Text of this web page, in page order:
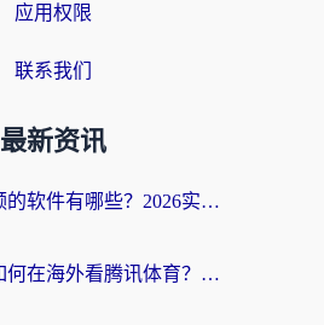
应用权限
联系我们
最新资讯
海外看腾讯视频的软件有哪些？2026实测有效，留学生都在用的回国加速器指南
海外党必看：如何在海外看腾讯体育？解决赛事直播地区限制的终极指南